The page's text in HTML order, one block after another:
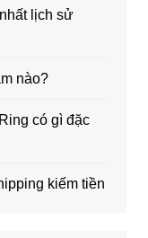
lịch sử
nào?
có gì đặc
kiếm tiền